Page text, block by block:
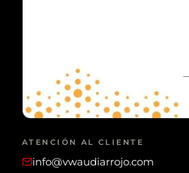
ATENCIÓN AL CLIENTE
info@vwaudiarrojo.com